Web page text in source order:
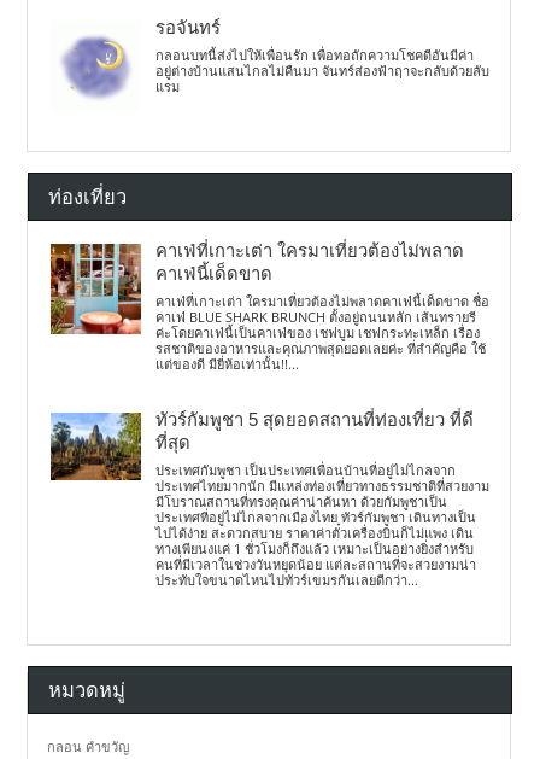
รอจันทร์
กลอนบทนี้ส่งไปให้เพื่อนรัก เพื่อทอถักความโชคดีอันมีค่า
อยู่ต่างบ้านแสนไกลไม่คืนมา จันทร์ส่องฟ้าฤาจะกลับด้วยลับ
แรม
ท่องเที่ยว
คาเฟ่ที่เกาะเต่า ใครมาเที่ยวต้องไม่พลาด
คาเฟ่นี้เด็ดขาด
คาเฟ่ที่เกาะเต่า ใครมาเที่ยวต้องไม่พลาดคาเฟ่นี้เด็ดขาด ชื่อ
คาเฟ่ BLUE SHARK BRUNCH ตั้งอยู่ถนนหลัก เส้นทรายรี
ค่ะโดยคาเฟ่นี้เป็นคาเฟ่ของ เชฟบูม เชฟกระทะเหล็ก เรื่อง
รสชาติของอาหารและคุณภาพสุดยอดเลยค่ะ ที่สำคัญคือ ใช้
แต่ของดี มียี่ห้อเท่านั้น!!...
ทัวร์กัมพูชา 5 สุดยอดสถานที่ท่องเที่ยว ที่ดี
ที่สุด
ประเทศกัมพูชา เป็นประเทศเพื่อนบ้านที่อยู่ไม่ไกลจาก
ประเทศไทยมากนัก มีแหล่งท่องเที่ยวทางธรรมชาติที่สวยงาม
มีโบราณสถานที่ทรงคุณค่าน่าค้นหา ด้วยกัมพูชาเป็น
ประเทศที่อยู่ไม่ไกลจากเมืองไทย ทัวร์กัมพูชา เดินทางเป็น
ไปได้ง่าย สะดวกสบาย ราคาค่าตั๋วเครื่องบินก็ไม่แพง เดิน
ทางเพียนงแค่ 1 ชั่วโมงก็ถึงแล้ว เหมาะเป็นอย่างยิ่งสำหรับ
คนที่มีเวลาในช่วงวันหยุดน้อย แต่ละสถานที่จะสวยงามน่า
ประทับใจขนาดไหนไปทัวร์เขมรกันเลยดีกว่า...
หมวดหมู่
กลอน คำขวัญ